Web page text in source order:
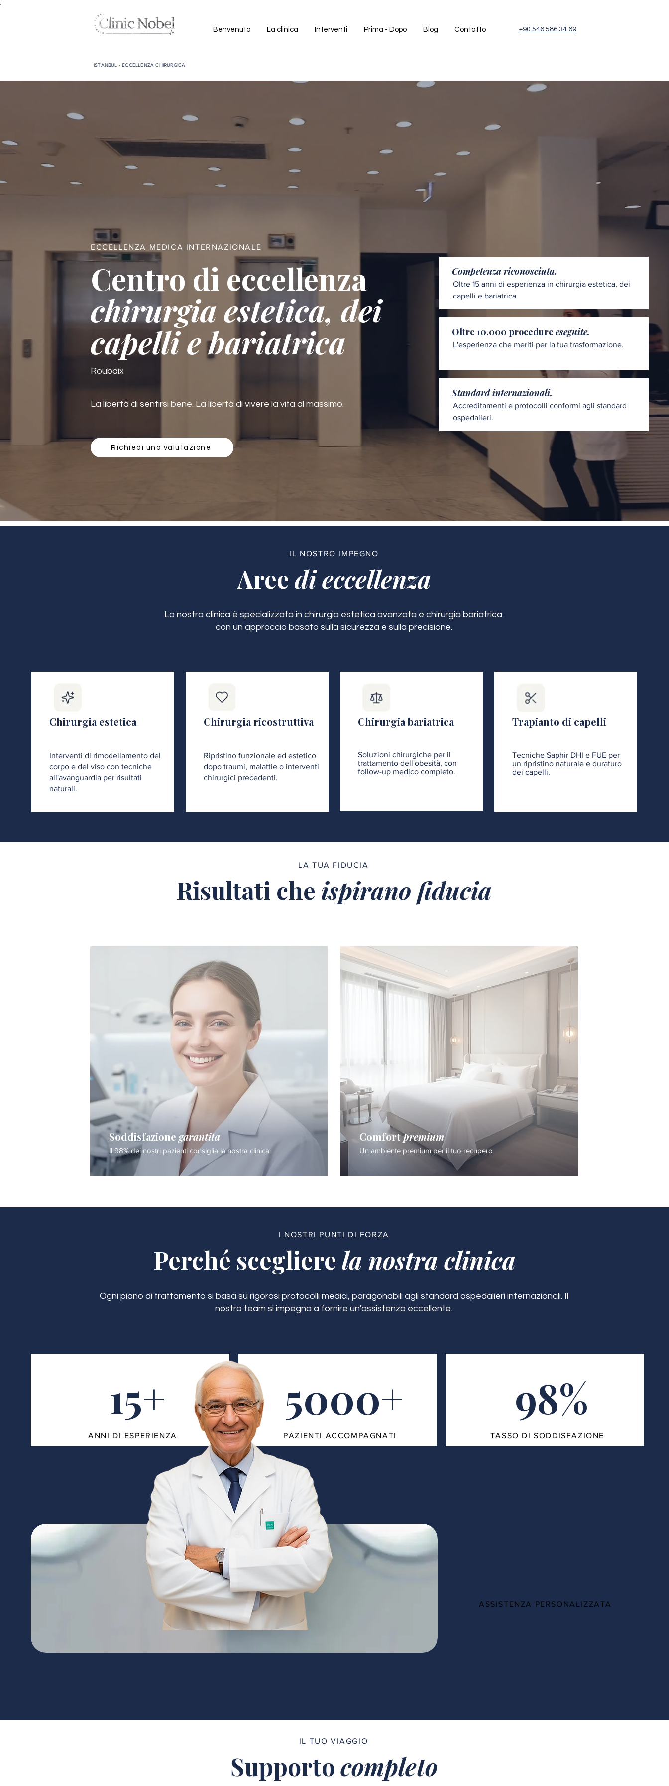
;
Benvenuto La clinica Interventi Prima - Dopo Blog Contatto
ISTANBUL - ECCELLENZA CHIRURGICA
+90 546 586 34 69
ECCELLENZA MEDICA INTERNAZIONALE
Centro di eccellenza
chirurgia estetica, dei
capelli e bariatrica
Roubaix
La libertà di sentirsi bene. La libertà di vivere la vita al massimo.
Competenza riconosciuta.
Oltre 15 anni di esperienza in chirurgia estetica, dei
capelli e bariatrica.
Oltre 10.000 procedure eseguite.
L'esperienza che meriti per la tua trasformazione.
Standard internazionali.
Accreditamenti e protocolli conformi agli standard
ospedalieri.
Richiedi una valutazione
IL NOSTRO IMPEGNO
Aree di eccellenza
La nostra clinica è specializzata in chirurgia estetica avanzata e chirurgia bariatrica.
con un approccio basato sulla sicurezza e sulla precisione.
Chirurgia estetica
Interventi di rimodellamento del
corpo e del viso con tecniche
all'avanguardia per risultati
naturali.
Chirurgia ricostruttiva
Ripristino funzionale ed estetico
dopo traumi, malattie o interventi
chirurgici precedenti.
Chirurgia bariatrica
Soluzioni chirurgiche per il
trattamento dell'obesità, con
follow-up medico completo.
Trapianto di capelli
Tecniche Saphir DHI e FUE per
un ripristino naturale e duraturo
dei capelli.
LA TUA FIDUCIA
Risultati che ispirano fiducia
Soddisfazione garantita
Il 98% dei nostri pazienti consiglia la nostra clinica
Comfortpremium
Un ambiente premium per il tuo recupero
I NOSTRI PUNTI DI FORZA
Perché scegliere la nostra clinica
Ogni piano di trattamento si basa su rigorosi protocolli medici, paragonabili agli standard ospedalieri internazionali. Il
nostro team si impegna a fornire un'assistenza eccellente.
15+
ANNI DI ESPERIENZA
5000+
PAZIENTI ACCOMPAGNATI
98%
TASSO DI SODDISFAZIONE
ASSISTENZA PERSONALIZZATA
IL TUO VIAGGIO
Supportocompleto